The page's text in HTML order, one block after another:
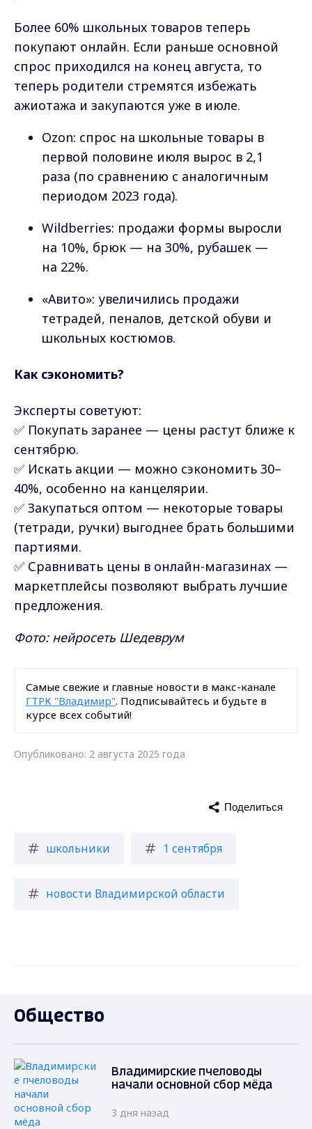
Более 60% школьных товаров теперь
покупают онлайн. Если раньше основной
спрос приходился на конец августа, то
теперь родители стремятся избежать
ажиотажа и закупаются уже в июле.
Ozon: спрос на школьные товары в
первой половине июля вырос в 2,1
раза (по сравнению с аналогичным
периодом 2023 года).
Wildberries: продажи формы выросли
на 10%, брюк — на 30%, рубашек —
на 22%.
«Авито»: увеличились продажи
тетрадей, пеналов, детской обуви и
школьных костюмов.
Как сэкономить?
Эксперты советуют:
✅ Покупать заранее — цены растут ближе к
сентябрю.
✅ Искать акции — можно сэкономить 30–
40%, особенно на канцелярии.
✅ Закупаться оптом — некоторые товары
(тетради, ручки) выгоднее брать большими
партиями.
✅ Сравнивать цены в онлайн-магазинах —
маркетплейсы позволяют выбрать лучшие
предложения.
Фото: нейросеть Шедеврум
Самые свежие и главные новости в макс-канале
ГТРК "Владимир". Подписывайтесь и будьте в
курсе всех событий!
Опубликовано: 2 августа 2025 года
школьники 1 сентября
новости Владимирской области
Поделиться
Общество
Владимирские пчеловоды
начали основной сбор мёда
3 дня назад